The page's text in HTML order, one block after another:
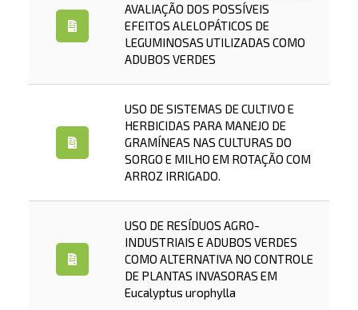
AVALIAÇÃO DOS POSSÍVEIS
EFEITOS ALELOPÁTICOS DE
LEGUMINOSAS UTILIZADAS COMO
ADUBOS VERDES
USO DE SISTEMAS DE CULTIVO E
HERBICIDAS PARA MANEJO DE
GRAMÍNEAS NAS CULTURAS DO
SORGO E MILHO EM ROTAÇÃO COM
ARROZ IRRIGADO.
USO DE RESÍDUOS AGRO-
INDUSTRIAIS E ADUBOS VERDES
COMO ALTERNATIVA NO CONTROLE
DE PLANTAS INVASORAS EM
Eucalyptus urophylla